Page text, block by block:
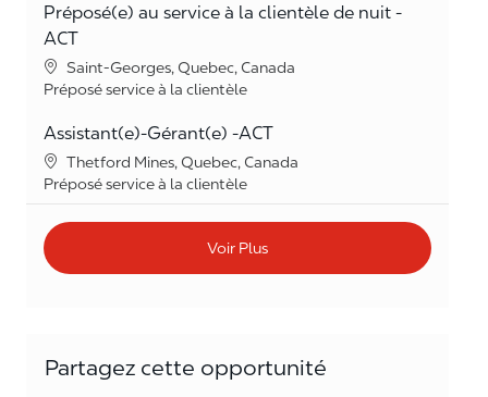
Préposé(e) au service à la clientèle de nuit -
ACT
LieuSaint-Georges, Quebec, Canada
Catégorie
Préposé service à la clientèle
Assistant(e)-Gérant(e) -ACT
LieuThetford Mines, Quebec, Canada
Catégorie
Préposé service à la clientèle
Voir Plus
Partagez cette opportunité